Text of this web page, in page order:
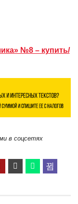
№8 – купить/
в соцсетях